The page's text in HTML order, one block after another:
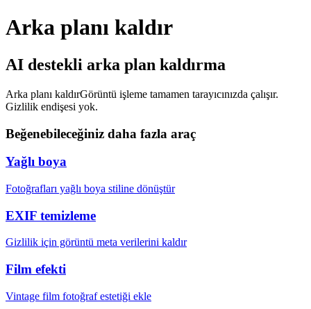
Arka planı kaldır
AI destekli arka plan kaldırma
Arka planı kaldırGörüntü işleme tamamen tarayıcınızda çalışır.
Gizlilik endişesi yok.
Beğenebileceğiniz daha fazla araç
Yağlı boya
Fotoğrafları yağlı boya stiline dönüştür
EXIF temizleme
Gizlilik için görüntü meta verilerini kaldır
Film efekti
Vintage film fotoğraf estetiği ekle